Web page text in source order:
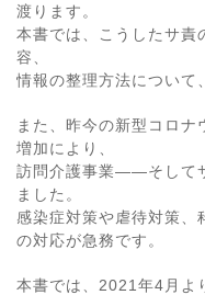
渡ります。
本書では、こうしたサ責
容、
情報の整理方法について
また、昨今の新型コロ
増加により、
訪問介護事業――そして
ました。
感染症対策や虐待対策
の対応が急務です。
本書では、2021年4月よ